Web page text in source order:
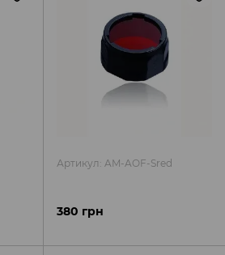
Артикул: AM-AOF-Sred
380 грн